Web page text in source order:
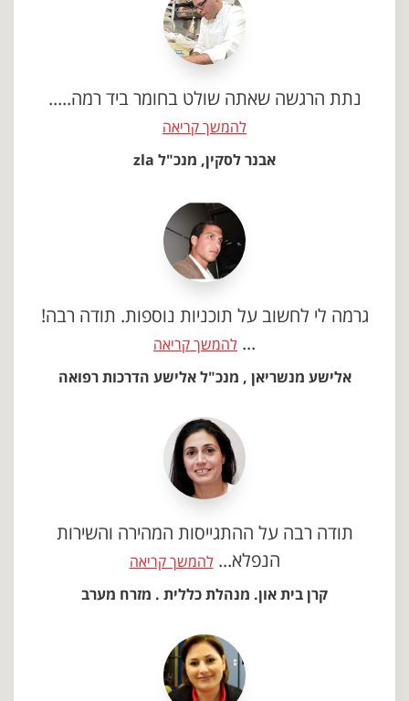
נתת הרגשה שאתה שולט בחומר ביד רמה.....
להמשך קריאה
אבנר לסקין, מנכ"ל zla
גרמה לי לחשוב על תוכניות נוספות. תודה רבה!
... להמשך קריאה
אלישע מנשריאן , מנכ"ל אלישע הדרכות רפואה
תודה רבה על ההתגייסות המהירה והשירות
הנפלא...להמשך קריאה
קרן בית און. מנהלת כללית . מזרח מערב